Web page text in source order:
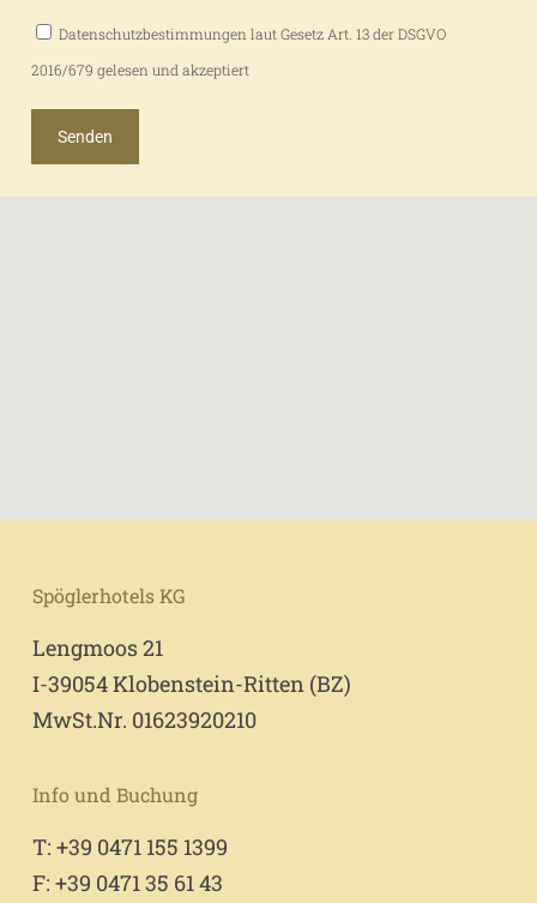
Datenschutzbestimmungen laut Gesetz Art. 13 der DSGVO
2016/679 gelesen und akzeptiert
Spöglerhotels KG
Lengmoos 21
I-39054 Klobenstein-Ritten (BZ)
MwSt.Nr. 01623920210
Info und Buchung
T: +39 0471 155 1399
F: +39 0471 35 61 43